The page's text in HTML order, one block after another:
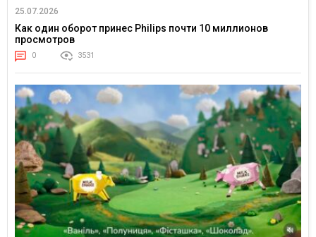
25.07.2026
Как один оборот принес Philips почти 10 миллионов
просмотров
0 3531